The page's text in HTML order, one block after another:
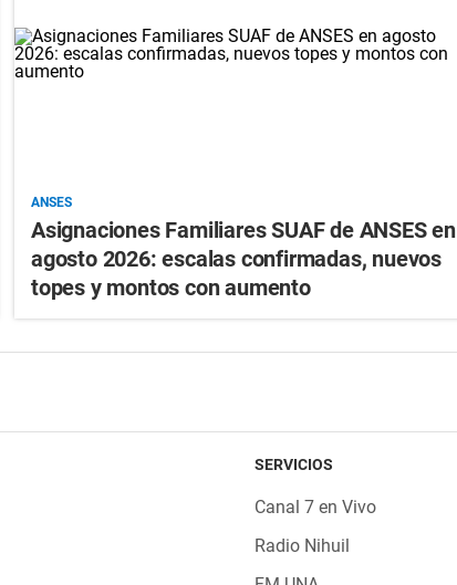
ANSES
Asignaciones Familiares SUAF de ANSES en
agosto 2026: escalas confirmadas, nuevos
topes y montos con aumento
SERVICIOS
Canal 7 en Vivo
Radio Nihuil